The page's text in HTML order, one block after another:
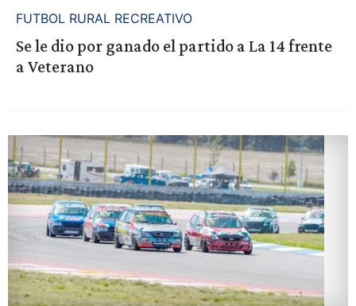
FUTBOL RURAL RECREATIVO
Se le dio por ganado el partido a La 14 frente
a Veterano